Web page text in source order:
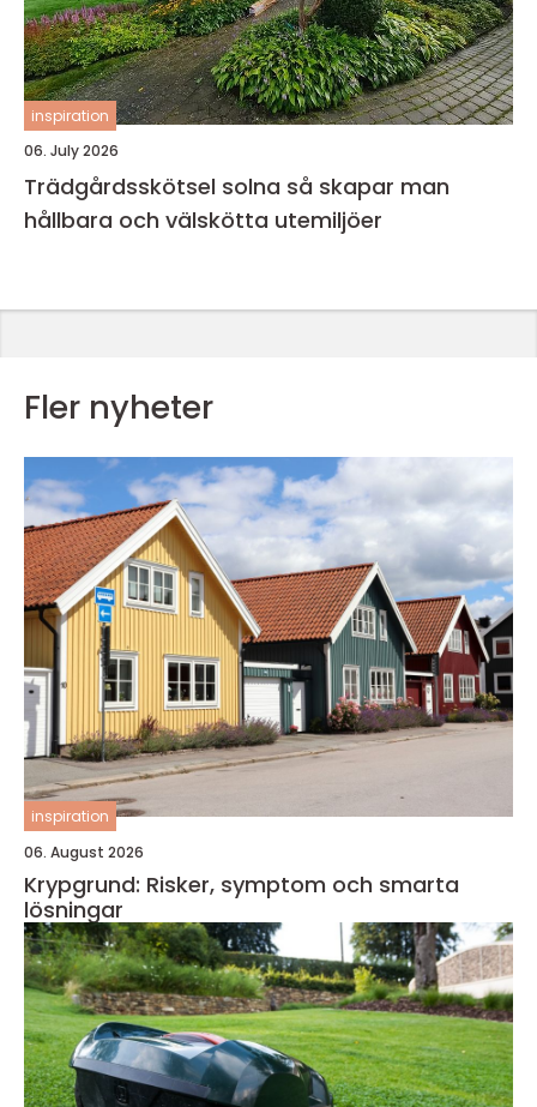
inspiration
06. July 2026
Trädgårdsskötsel solna så skapar man
hållbara och välskötta utemiljöer
Fler nyheter
inspiration
06. August 2026
Krypgrund: Risker, symptom och smarta
lösningar